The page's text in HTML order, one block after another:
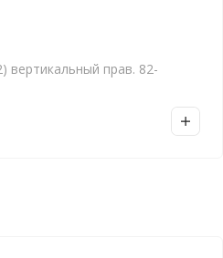
вертикальный прав. 82-